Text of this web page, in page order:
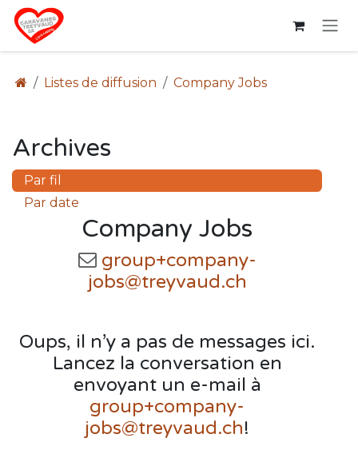
Se rendre au contenu
Listes de diffusion Company Jobs
Archives
Par fil
Par date
Company Jobs
group+company-
jobs@treyvaud.ch
Oups, il n’y a pas de messages ici.
Lancez la conversation en
envoyant un e-mail à
group+company-
jobs@treyvaud.ch!